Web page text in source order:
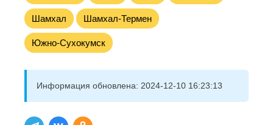
Шамхал Шамхал-Термен
Южно-Сухокумск
Информация обновлена: 2024-12-10 16:23:13